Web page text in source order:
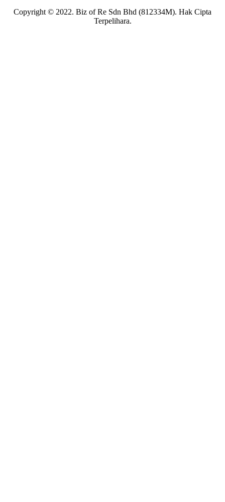
Copyright © 2022. Biz of Re Sdn Bhd (812334M). Hak Cipta
Terpelihara.